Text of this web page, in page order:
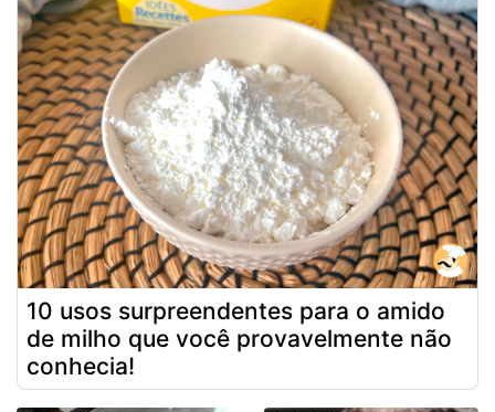
10 usos surpreendentes para o amido
de milho que você provavelmente não
conhecia!